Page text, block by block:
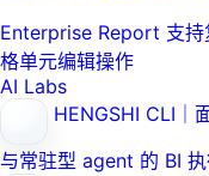
Enterprise Report 支
格单元编辑操作
AI Labs
HENGSHI CLI｜
与常驻型 agent 的 BI